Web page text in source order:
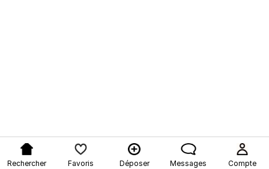
Rechercher Favoris Déposer Messages Compte